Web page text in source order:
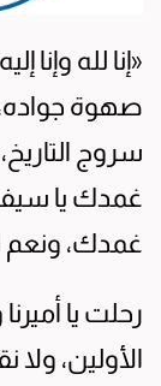
«إنا لله
صهوة جواده،
سروج
غمدك يا
غمدك، ونعم
رحلت يا
الأولين،